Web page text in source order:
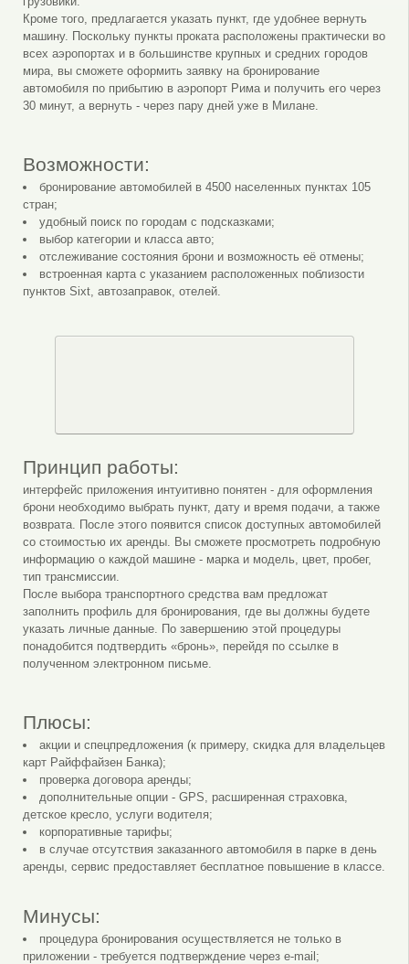
Кроме того, предлагается указать пункт, где удобнее вернуть
машину. Поскольку пункты проката расположены практически во
всех аэропортах и в большинстве крупных и средних городов
мира, вы сможете оформить заявку на бронирование
автомобиля по прибытию в аэропорт Рима и получить его через
30 минут, а вернуть - через пару дней уже в Милане.
Возможности:
бронирование автомобилей в 4500 населенных пунктах 105
стран;
удобный поиск по городам с подсказками;
выбор категории и класса авто;
отслеживание состояния брони и возможность её отмены;
встроенная карта с указанием расположенных поблизости
пунктов Sixt, автозаправок, отелей.
Принцип работы:
интерфейс приложения интуитивно понятен - для оформления
брони необходимо выбрать пункт, дату и время подачи, а также
возврата. После этого появится список доступных автомобилей
со стоимостью их аренды. Вы сможете просмотреть подробную
информацию о каждой машине - марка и модель, цвет, пробег,
тип трансмиссии.
После выбора транспортного средства вам предложат
заполнить профиль для бронирования, где вы должны будете
указать личные данные. По завершению этой процедуры
понадобится подтвердить «бронь», перейдя по ссылке в
полученном электронном письме.
Плюсы:
акции и спецпредложения (к примеру, скидка для владельцев
карт Райффайзен Банка);
проверка договора аренды;
дополнительные опции - GPS, расширенная страховка,
детское кресло, услуги водителя;
корпоративные тарифы;
в случае отсутствия заказанного автомобиля в парке в день
аренды, сервис предоставляет бесплатное повышение в классе.
Минусы:
процедура бронирования осуществляется не только в
приложении - требуется подтверждение через e-mail;